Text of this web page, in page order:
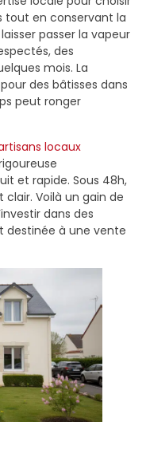
tout en conservant la
passer la vapeur
des
mois. La
des bâtisses dans
peut ronger
locaux
et rapide. Sous 48h,
Voilà un gain de
dans des
destinée à une vente